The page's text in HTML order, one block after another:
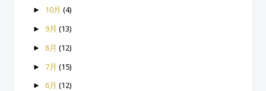
► 10月 (4)
► 9月 (13)
► 8月 (12)
► 7月 (15)
► 6月 (12)